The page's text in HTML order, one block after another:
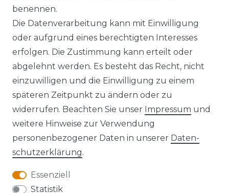
benennen.
Die Datenverarbeitung kann mit Einwilligung
oder aufgrund eines berechtigten Interesses
erfolgen. Die Zustimmung kann erteilt oder
abgelehnt werden. Es besteht das Recht, nicht
einzuwilligen und die Einwilligung zu einem
späteren Zeitpunkt zu ändern oder zu
widerrufen. Beachten Sie unser Impressum und
weitere Hinweise zur Verwendung
personenbezogener Daten in unserer Daten­
schutz­erklärung.
Essenziell
Statistik
Widerrufs­recht
VERTRAG WIDERRUFEN Kontakt